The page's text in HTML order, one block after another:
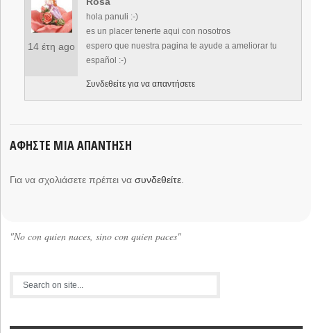
14 έτη ago
hola panuli :-)
es un placer tenerte aqui con nosotros
espero que nuestra pagina te ayude a ameliorar tu
español :-)
Συνδεθείτε για να απαντήσετε
ΑΦΉΣΤΕ ΜΙΑ ΑΠΆΝΤΗΣΗ
Για να σχολιάσετε πρέπει νασυνδεθείτε
"No con quien naces, sino con quien paces"